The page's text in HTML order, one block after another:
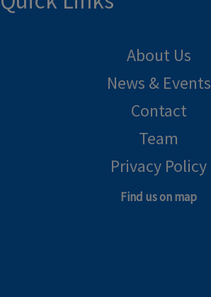
About Us
News & Events
Contact
Team
Privacy Policy
Find us on map